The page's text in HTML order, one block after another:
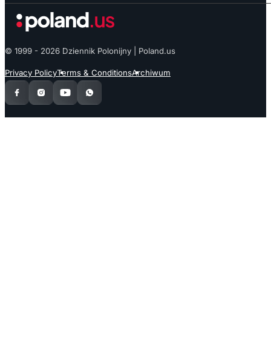
© 1999 - 2026 Dziennik Polonijny | Poland.us
Privacy PolicyTerms & ConditionsArchiwum